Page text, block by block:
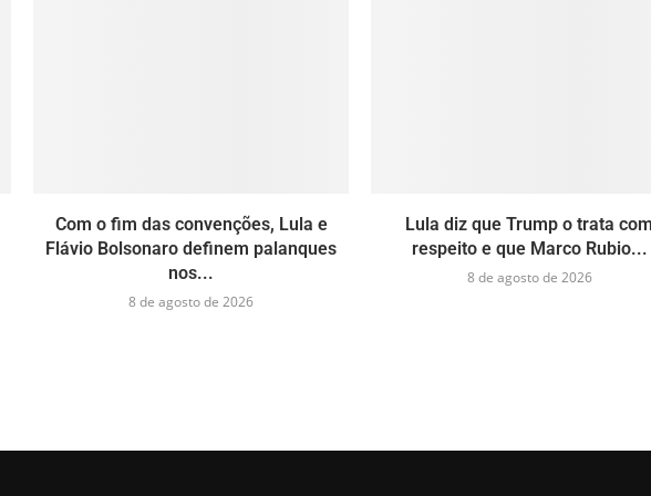
Com o fim das convenções, Lula e
Flávio Bolsonaro definem palanques
nos...
8 de agosto de 2026
Lula diz que Trump o trata
respeito e que Marco Rubio...
8 de agosto de 2026